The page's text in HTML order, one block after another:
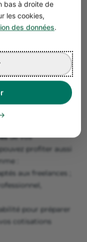
bas à droite de
les cookies,
des données.
régulièrement des
recevoir de vos
à votre activité.
aux
pour graphiste
pour les micro-
simplifie la
de vos
pouvez profiter aussi
:
aux freelances ;
pour préparer
cotisations